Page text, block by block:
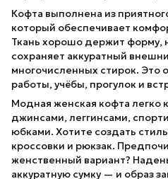
Кофта выполнена из
который обеспечивает
Ткань хорошо держит форму,
сохраняет аккуратный
многочисленных стирок. Это
работы, учёбы, прогулок и
Модная женская кофта легко
джинсами, леггинсами,
юбками. Хотите создать
кроссовки и рюкзак.
женственный вариант?
аккуратную сумку — и образ